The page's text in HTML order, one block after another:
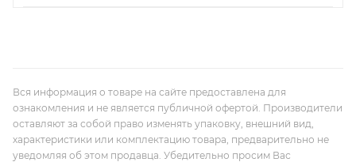
Вся информация о товаре на сайте предоставлена для
ознакомления и не является публичной офертой. Производители
оставляют за собой право изменять упаковку, внешний вид,
характеристики или комплектацию товара, предварительно не
уведомляя об этом продавца. Убедительно просим Вас